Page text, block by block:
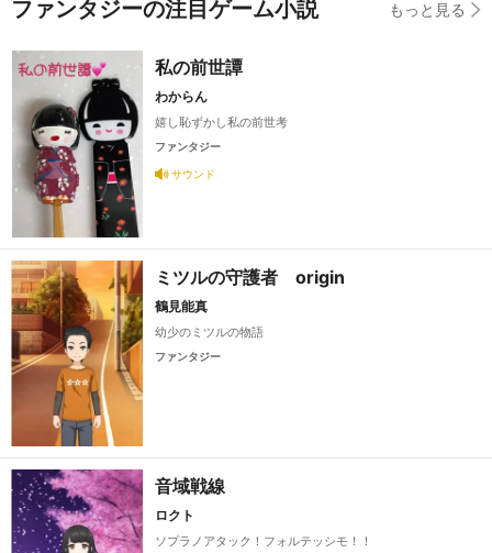
ファンタジーの注目ゲーム小説 もっと見る
私の前世譚
わからん
嬉し恥ずかし私の前世考
ファンタジー
サウンド
ミツルの守護者 origin
鶴見能真
幼少のミツルの物語
ファンタジー
音域戦線
ロクト
ソプラノアタック！フォルテッシモ！！